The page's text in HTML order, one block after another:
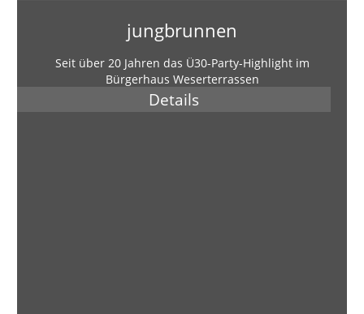
jungbrunnen
Seit über 20 Jahren das Ü30-Party-Highlight im
Bürgerhaus Weserterrassen
Details